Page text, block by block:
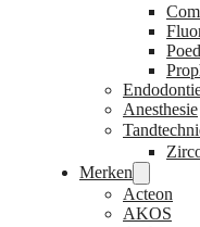
Anesthesie
Merken
Acteon
AKOS